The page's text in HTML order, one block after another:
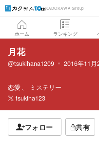
KADOKAWA Group
ホーム ランキング
月花
@tsukihana1209 2016年11月
恋愛
ミステリー
tsukiha123
フォロー 共有